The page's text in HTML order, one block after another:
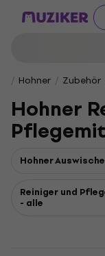
Hohner Zubehör
Hohner
Hohner
Reiniger und
- alle